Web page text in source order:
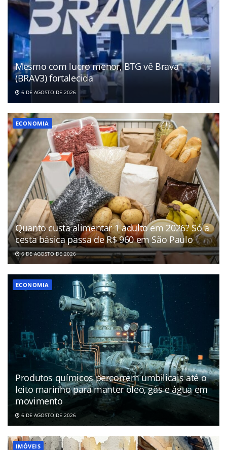
Mesmo com lucro menor, BTG vê Brava
(BRAV3) fortalecida
6 DE AGOSTO DE 2026
ECONOMIA
Quanto custa alimentar 1 adulto em 2026? Só a
cesta básica passa de R$ 960 em São Paulo
6 DE AGOSTO DE 2026
ECONOMIA
Produtos químicos percorrem umbilicais até o
leito marinho para manter óleo, gás e água em
movimento
6 DE AGOSTO DE 2026
IMÓVEIS